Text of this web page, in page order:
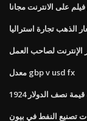
على الانترنت مجانا
الذهب تجارة استراليا
الإنترنت لصاحب العمل
معدل gbp v usd fx
قيمة نصف الدولار
تصنيع النفط في بيون